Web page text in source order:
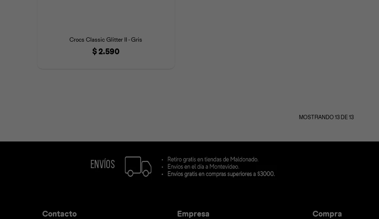
Crocs Classic Glitter II - Gris
$2.590
MOSTRANDO13DE 13
Contacto Empresa Compra